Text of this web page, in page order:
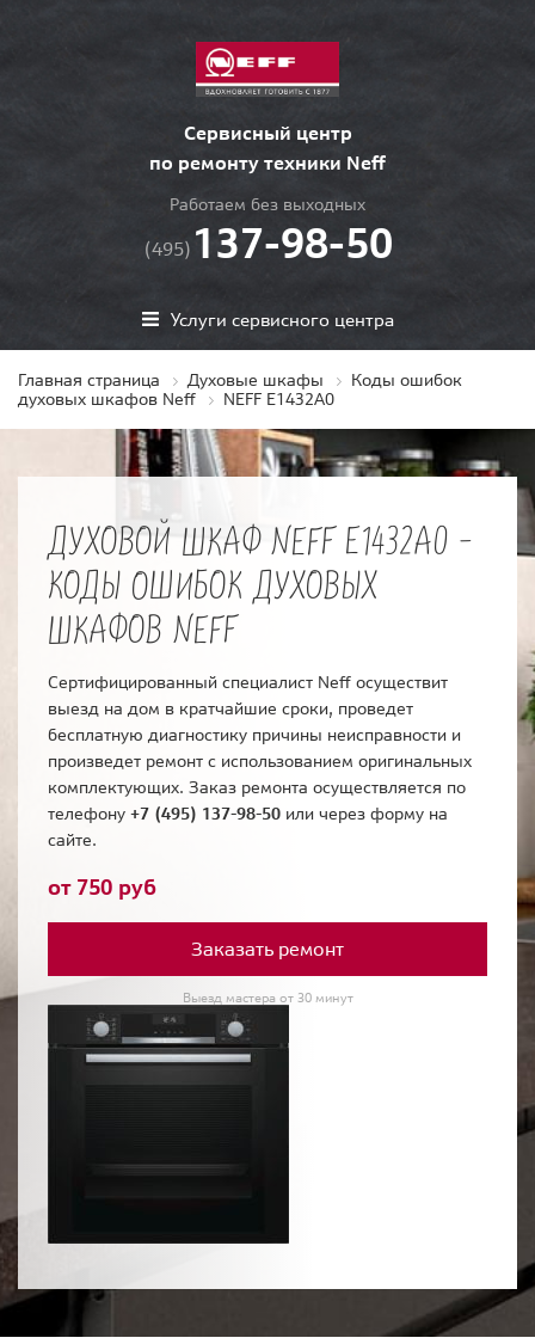
Сервисный центр
по ремонту техники Neff
Работаем без выходных
(495) 137-98-50
Услуги сервисного центра
Главная страница Духовые шкафы
Коды ошибок
духовых шкафов Neff
NEFF E1432A0
ДУХОВОЙ ШКАФ NEFF E1432A0 -
КОДЫ ОШИБОК ДУХОВЫХ
ШКАФОВ NEFF
Сертифицированный специалист Neff осуществит
выезд на дом в кратчайшие сроки, проведет
бесплатную диагностику причины неисправности и
произведет ремонт с использованием оригинальных
комплектующих. Заказ ремонта осуществляется по
телефону +7 (495) 137-98-50 или через форму на
сайте.
от 750 руб
Заказать ремонт
Выезд мастера от 30 минут